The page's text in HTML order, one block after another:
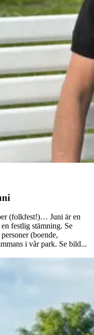
(folkfest!)… Juni är en
festlig stämning. Se
(boende,
i vår park. Se bild...